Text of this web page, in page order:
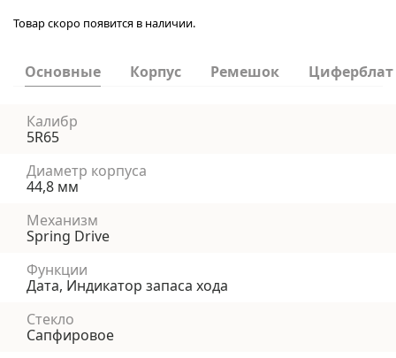
Товар скоро появится в наличии.
Основные Корпус Ремешок Циферблат
Калибр
5R65
Диаметр корпуса
44,8 мм
Механизм
Spring Drive
Функции
Дата, Индикатор запаса хода
Стекло
Сапфировое